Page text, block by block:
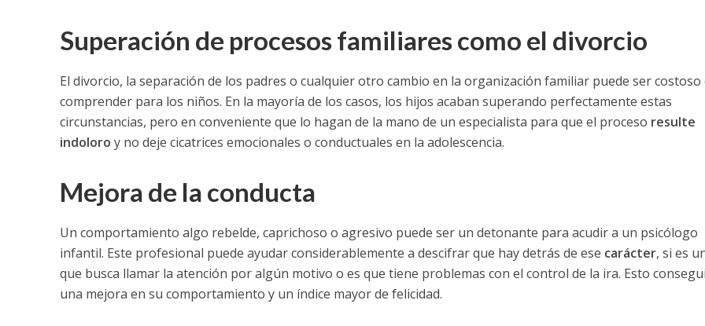
Superación de procesos familiares como el divorcio
El divorcio, la separación de los padres o cualquier otro cambio en la organización familiar puede ser costoso
comprender para los niños. En la mayoría de los casos, los hijos acaban superando perfectamente estas
circunstancias, pero en conveniente que lo hagan de la mano de un especialista para que el proceso resulte
indoloro y no deje cicatrices emocionales o conductuales en la adolescencia.
Mejora de la conducta
Un comportamiento algo rebelde, caprichoso o agresivo puede ser un detonante para acudir a un psicólogo
infantil. Este profesional puede ayudar considerablemente a descifrar que hay detrás de ese carácter, si es
que busca llamar la atención por algún motivo o es que tiene problemas con el control de la ira. Esto
una mejora en su comportamiento y un índice mayor de felicidad.